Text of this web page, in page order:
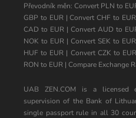
Převodník měn:Convert PLN to
GBP to EUR|Convert CHF to EUR
CAD to EUR | Convert AUD to
NOK to EUR| Convert SEK to EUR
HUF to EUR | Convert CZK to EUR
RON to EUR | Compare Exchange
UAB ZEN.COM is a licensed
supervision of the Bank of
single passport rule in all 30